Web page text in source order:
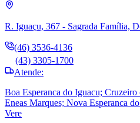
R. Iguaçu, 367 - Sagrada Família,
(46) 3536-4136
(43) 3305-1700
Atende:
Boa Esperanca do Iguacu;
Eneas Marques; Nova Esperanca
Vere